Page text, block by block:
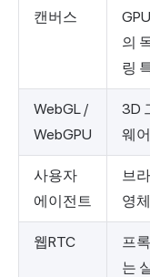
캔버스
의
링
WebGL /
WebGPU
3D
웨
사용자
에이전트
브
영
웹RTC
프
는